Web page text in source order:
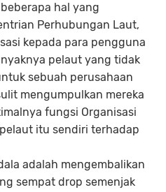
hal yang
Perhubungan Laut,
kepada para pengguna
pelaut yang tidak
sebuah perusahaan
mengumpulkan mereka
fungsi Organisasi
itu sendiri terhadap
adalah mengembalikan
sempat drop semenjak